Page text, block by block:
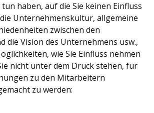
haben, auf die Sie keinen Einfluss
die Unternehmenskultur, allgemeine
zwischen den
die Vision des Unternehmens usw.,
wie Sie Einfluss nehmen
nicht unter dem Druck stehen, für
zu den Mitarbeitern
zu werden: